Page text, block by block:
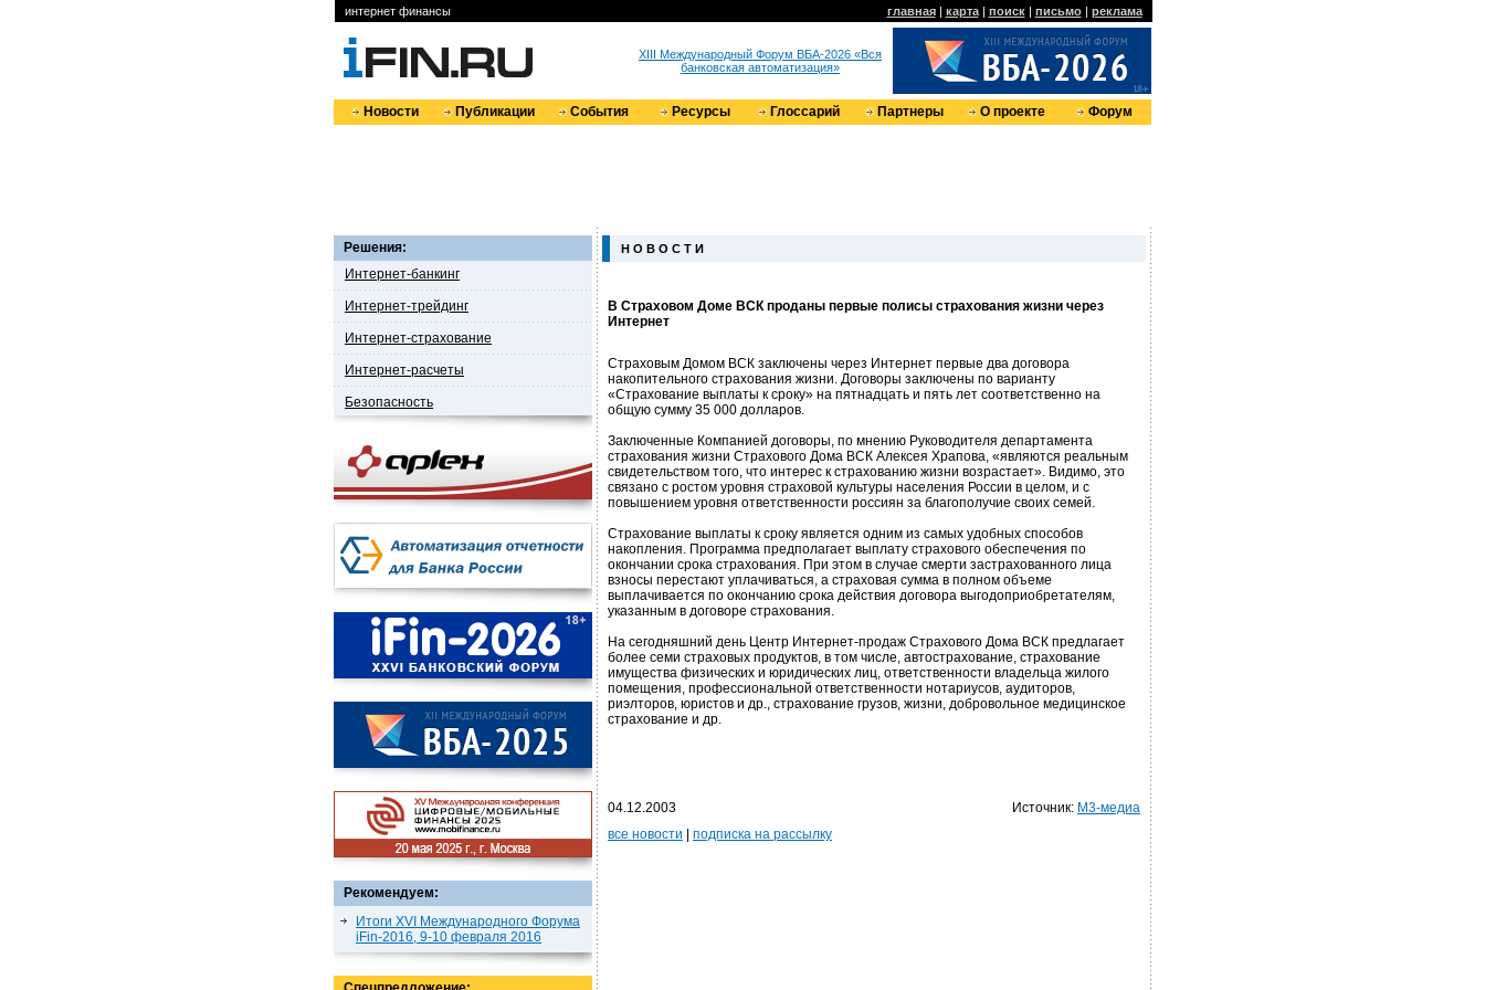
интернет финансы главная| карта| поиск| письмо| реклама
XIII Международный Форум ВБА-2026 «Вся
банковская автоматизация»
Новости Публикации События Ресурсы Глоссарий Партнеры О проекте Форум
Решения:
Интернет-банкинг
Интернет-трейдинг
Интернет-страхование
Интернет-расчеты
Безопасность
Рекомендуем:
Итоги XVI Международного Форума
iFin-2016, 9-10 февраля 2016
Н О В О С Т И
В Страховом Доме ВСК проданы первые полисы страхования жизни через
Интернет
Страховым Домом ВСК заключены через Интернет первые два договора
накопительного страхования жизни. Договоры заключены по варианту
«Страхование выплаты к сроку» на пятнадцать и пять лет соответственно на
общую сумму 35 000 долларов.
Заключенные Компанией договоры, по мнению Руководителя департамента
страхования жизни Страхового Дома ВСК Алексея Храпова, «являются реальным
свидетельством того, что интерес к страхованию жизни возрастает». Видимо, это
связано с ростом уровня страховой культуры населения России в целом, и с
повышением уровня ответственности россиян за благополучие своих семей.
Страхование выплаты к сроку является одним из самых удобных способов
накопления. Программа предполагает выплату страхового обеспечения по
окончании срока страхования. При этом в случае смерти застрахованного лица
взносы перестают уплачиваться, а страховая сумма в полном объеме
выплачивается по окончанию срока действия договора выгодоприобретателям,
указанным в договоре страхования.
На сегодняшний день Центр Интернет-продаж Страхового Дома ВСК предлагает
более семи страховых продуктов, в том числе, автострахование, страхование
имущества физических и юридических лиц, ответственности владельца жилого
помещения, профессиональной ответственности нотариусов, аудиторов,
риэлторов, юристов и др., страхование грузов, жизни, добровольное медицинское
страхование и др.
04.12.2003 Источник: М3-медиа
все новости
подписка на рассылку